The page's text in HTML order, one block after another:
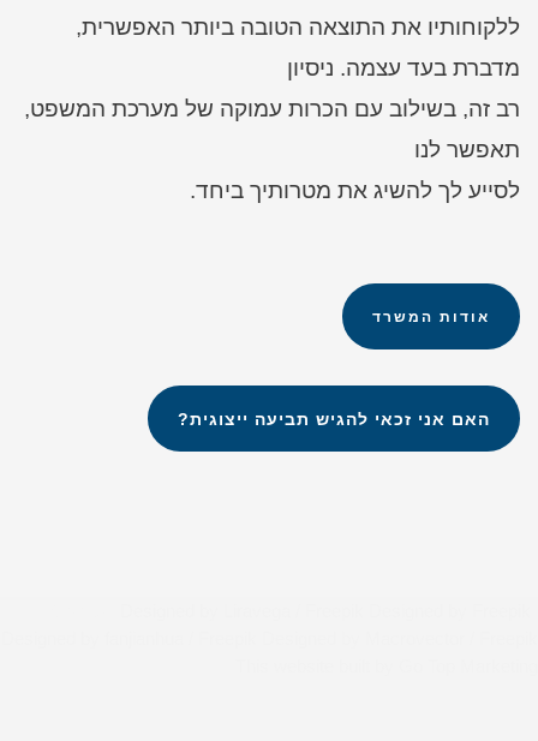
ללקוחותיו את התוצאה הטובה ביותר האפשרית,
מדברת בעד עצמה. ניסיון
רב זה, בשילוב עם הכרות עמוקה של מערכת המשפט,
תאפשר לנו
לסייע לך להשיג את מטרותיך ביחד.
אודות המשרד
האם אני זכאי להגיש תביעה ייצוגית?